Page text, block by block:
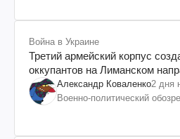
Война в Украине
Третий армейский корпус
оккупантов на Лиманском
дискомфорт: как это удалось
Александр Коваленко2 дня
Военно-политический